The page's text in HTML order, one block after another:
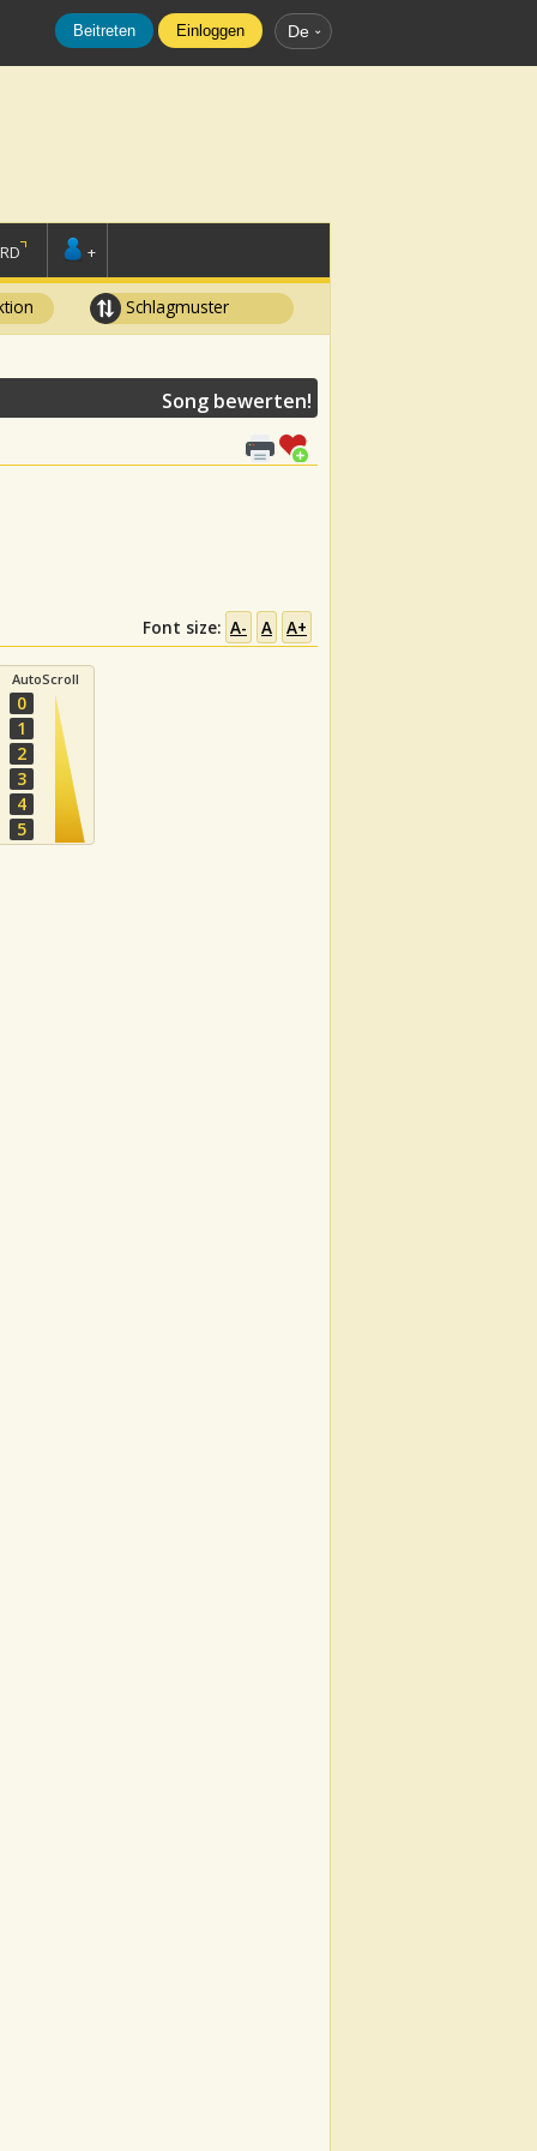
Beitreten Einloggen De
+
Schlagmuster
Song bewerten!
Font size: A- A A+
AutoScroll
0
1
2
3
4
5